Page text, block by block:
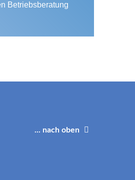
Betriebsberatung
... nach oben